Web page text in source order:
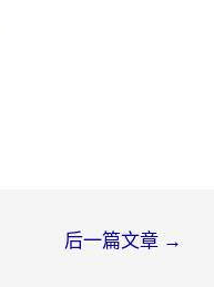
后一篇文章 →